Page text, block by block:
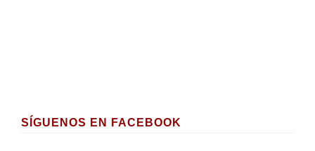
SÍGUENOS EN FACEBOOK